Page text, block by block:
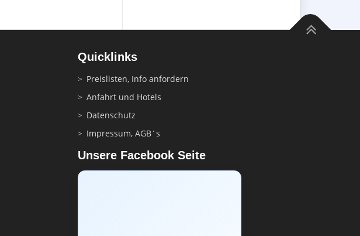
Quicklinks
Preislisten, Info anfordern
Anfahrt und Hotels
Datenschutz
Impressum, AGB´s
Unsere Facebook Seite